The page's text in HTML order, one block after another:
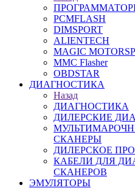
PCMFLASH
DIMSPORT
ALIENTECH
MAGIC
MMC Flasher
OBDSTAR
ДИАГНОСТИКА
Назад
ДИАГНОСТИКА
ДИЛЕРСКИЕ
СКАНЕРЫ
ДИЛЕРСКОЕ
КАБЕЛИ ДЛЯ
СКАНЕРОВ
ЭМУЛЯТОРЫ